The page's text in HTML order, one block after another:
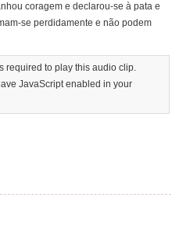
coragem e declarou-se à pata e
se perdidamente e não podem
required to play this audio clip.
JavaScript enabled in your